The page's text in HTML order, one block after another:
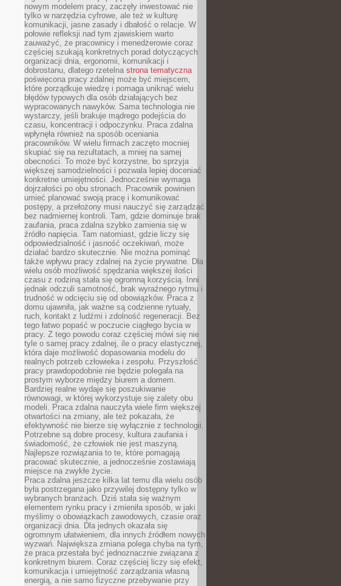
nowym modelem pracy, zaczęły inwestować nie
tylko w narzędzia cyfrowe, ale też w kulturę
komunikacji, jasne zasady i dbałość o relacje. W
połowie refleksji nad tym zjawiskiem warto
zauważyć, że pracownicy i menedżerowie coraz
częściej szukają konkretnych porad dotyczących
organizacji dnia, ergonomii, komunikacji i
dobrostanu, dlatego rzetelna strona tematyczna
poświęcona pracy zdalnej może być miejscem,
które porządkuje wiedzę i pomaga uniknąć wielu
błędów typowych dla osób działających bez
wypracowanych nawyków. Sama technologia nie
wystarczy, jeśli brakuje mądrego podejścia do
czasu, koncentracji i odpoczynku. Praca zdalna
wpłynęła również na sposób oceniania
pracowników. W wielu firmach zaczęto mocniej
skupiać się na rezultatach, a mniej na samej
obecności. To może być korzystne, bo sprzyja
większej samodzielności i pozwala lepiej doceniać
konkretne umiejętności. Jednocześnie wymaga
dojrzałości po obu stronach. Pracownik powinien
umieć planować swoją pracę i komunikować
postępy, a przełożony musi nauczyć się zarządzać
bez nadmiernej kontroli. Tam, gdzie dominuje brak
zaufania, praca zdalna szybko zamienia się w
źródło napięcia. Tam natomiast, gdzie liczy się
odpowiedzialność i jasność oczekiwań, może
działać bardzo skutecznie. Nie można pominąć
także wpływu pracy zdalnej na życie prywatne. Dla
wielu osób możliwość spędzania większej ilości
czasu z rodziną stała się ogromną korzyścią. Inni
jednak odczuli samotność, brak wyraźnego rytmu i
trudność w odcięciu się od obowiązków. Praca z
domu ujawniła, jak ważne są codzienne rytuały,
ruch, kontakt z ludźmi i zdolność regeneracji. Bez
tego łatwo popaść w poczucie ciągłego bycia w
pracy. Z tego powodu coraz częściej mówi się nie
tyle o samej pracy zdalnej, ile o pracy elastycznej,
która daje możliwość dopasowania modelu do
realnych potrzeb człowieka i zespołu. Przyszłość
pracy prawdopodobnie nie będzie polegała na
prostym wyborze między biurem a domem.
Bardziej realne wydaje się poszukiwanie
równowagi, w której wykorzystuje się zalety obu
modeli. Praca zdalna nauczyła wiele firm większej
otwartości na zmiany, ale też pokazała, że
efektywność nie bierze się wyłącznie z technologii.
Potrzebne są dobre procesy, kultura zaufania i
świadomość, że człowiek nie jest maszyną.
Najlepsze rozwiązania to te, które pomagają
pracować skutecznie, a jednocześnie zostawiają
miejsce na zwykłe życie.
Praca zdalna jeszcze kilka lat temu dla wielu osób
była postrzegana jako przywilej dostępny tylko w
wybranych branżach. Dziś stała się ważnym
elementem rynku pracy i zmieniła sposób, w jaki
myślimy o obowiązkach zawodowych, czasie oraz
organizacji dnia. Dla jednych okazała się
ogromnym ułatwieniem, dla innych źródłem nowych
wyzwań. Największa zmiana polega chyba na tym,
że praca przestała być jednoznacznie związana z
konkretnym biurem. Coraz częściej liczy się efekt,
komunikacja i umiejętność zarządzania własną
energią, a nie samo fizyczne przebywanie przy